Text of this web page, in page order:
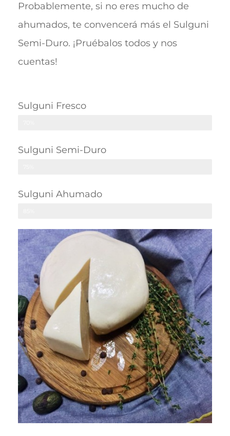
Probablemente, si no eres mucho de
ahumados, te convencerá más el Sulguni
Semi-Duro. ¡Pruébalos todos y nos
cuentas!
Sulguni Fresco
Sulguni Semi-Duro
Sulguni Ahumado